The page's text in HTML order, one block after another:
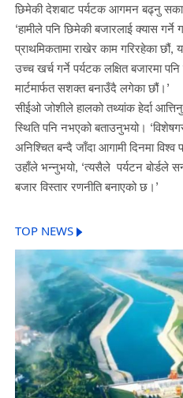
छिमेकी देशबाट पर्यटक आगमन बढ्नु
‘हामीले पनि छिमेकी बजारलाई क्यास गर्ने
प्राथमिकतामा राखेर काम गरिरहेका
उच्च खर्च गर्ने पर्यटक लक्षित बजारमा पनि
मार्टमार्फत सशक्त बनाउँदै लगेका छौं।’
सीईओ जोशीले हालको तथ्यांक हेर्दा
स्थिति पनि नभएको बताउनुभयो।
अनिश्चित बन्दै जाँदा आगामी दिनमा
उहाँले भन्नुभयो, ‘त्यसैले पर्यटन बोर्डले
बजार विस्तार रणनीति बनाएको छ।’
TOP NEWS